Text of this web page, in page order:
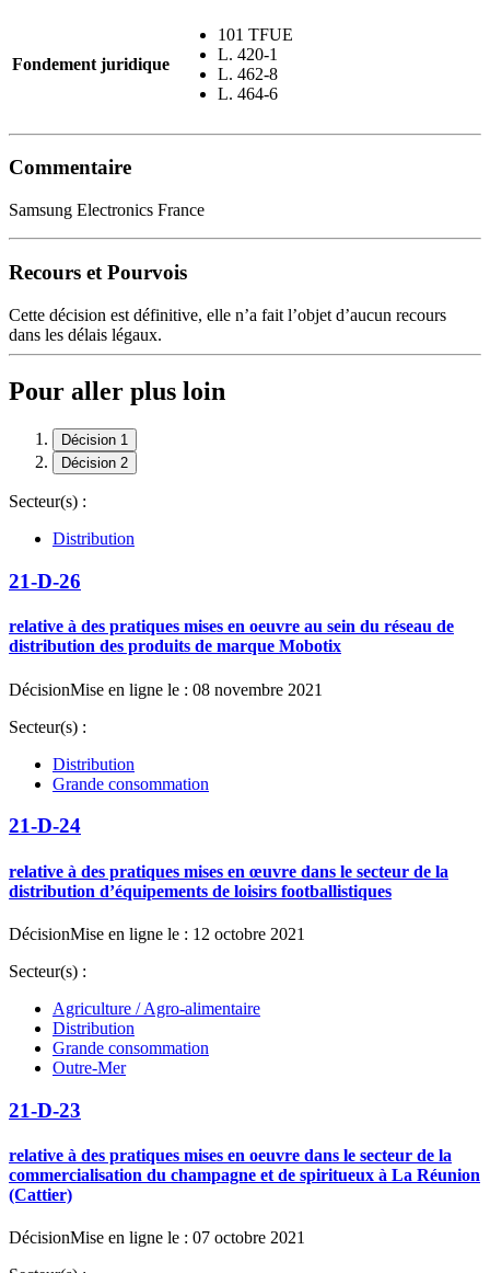
Fondement juridique
101 TFUE
L. 420-1
L. 462-8
L. 464-6
Commentaire
Samsung Electronics France
Recours et Pourvois
Cette décision est définitive, elle n’a fait l’objet d’aucun recours
dans les délais légaux.
Pour aller plus loin
Décision 1
Décision 2
Secteur(s) :
Distribution
21-D-26
relative à des pratiques mises en oeuvre au sein du réseau de
distribution des produits de marque Mobotix
DécisionMise en ligne le : 08 novembre 2021
Secteur(s) :
Distribution
Grande consommation
21-D-24
relative à des pratiques mises en œuvre dans le secteur de la
distribution d’équipements de loisirs footballistiques
DécisionMise en ligne le : 12 octobre 2021
Secteur(s) :
Agriculture / Agro-alimentaire
Distribution
Grande consommation
Outre-Mer
21-D-23
relative à des pratiques mises en oeuvre dans le secteur de la
commercialisation du champagne et de spiritueux à La Réunion
(Cattier)
DécisionMise en ligne le : 07 octobre 2021